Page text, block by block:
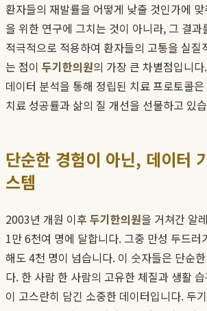
환자들의 재발률을 어떻게 낮출 것인가에
을 위한 연구에 그치는 것이 아니라, 그 결과
적극적으로 적용하여 환자들의 고통을 실질
는 점이 두기한의원의 가장 큰 차별점입니
데이터 분석을 통해 정립된 치료 프로토콜
치료 성공률과 삶의 질 개선을 선물하고 있
단순한 경험이 아닌, 데이터
스템
2003년 개원 이후 두기한의원을 거쳐간 알
1만 6천여 명에 달합니다. 그중 만성 두드러
해도 4천 명이 넘습니다. 이 숫자들은 단순
다. 한 사람 한 사람의 고유한 체질과 생활
이 고스란히 담긴 소중한 데이터입니다. 두